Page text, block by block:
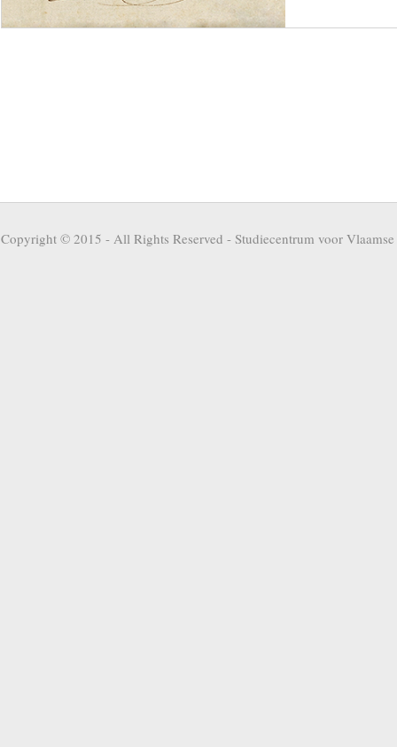
Copyright © 2015 - All Rights Reserved - Studiecentrum voor